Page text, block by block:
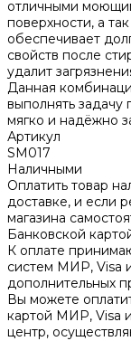
отличными
поверхности, а
обеспечивает
свойств после
удалит
Данная
выполнять
мягко и надёжно
Артикул
SM017
Наличными
Оплатить товар
доставке, и если
магазина
Банковской
К оплате
систем МИР, Visa
дополнительных
Вы можете
картой МИР, Visa
центр,